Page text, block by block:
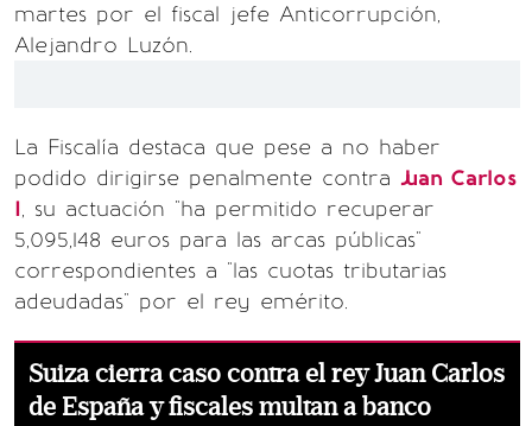
martes por el fiscal jefe Anticorrupción,
Alejandro Luzón.
La Fiscalía destaca que pese a no haber
podido dirigirse penalmente contra Juan Carlos
I, su actuación "ha permitido recuperar
5,095,148 euros para las arcas públicas"
correspondientes a "las cuotas tributarias
adeudadas" por el rey emérito.
Suiza cierra caso contra el rey Juan Carlos
de España y fiscales multan a banco